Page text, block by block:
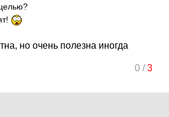
но очень полезна иногда
0/3